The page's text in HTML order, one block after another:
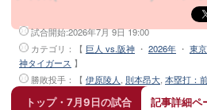
試合開始:2026年7月 9日 19:00
カテゴリ：【 巨人 vs.阪神 ・ 2026年 ・ 東
神タイガース 】
勝敗投手 ：【 伊原陵人 則本昂大 本塁打：
トップ・7月9日の試合
記事詳細ペ